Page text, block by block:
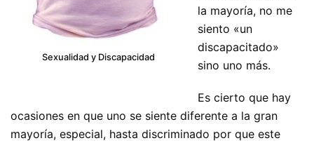
Sexualidad y Discapacidad
la mayoría, no me
siento «un
discapacitado»
sino uno más.
Es cierto que hay
ocasiones en que uno se siente diferente a la gran
mayoría, especial, hasta discriminado por que este